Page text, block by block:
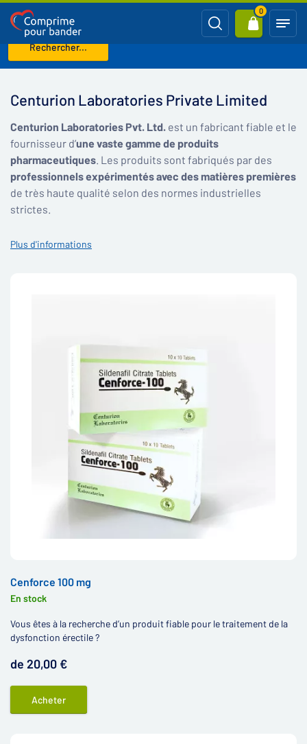
Rechercher...
0
Page d'accueil Centurion Laboratories Private Limited
Centurion Laboratories Private Limited
Centurion Laboratories Pvt. Ltd. est un fabricant fiable et le
fournisseur d’une vaste gamme de produits
pharmaceutiques. Les produits sont fabriqués par des
professionnels expérimentés avec des matières premières
de très haute qualité selon des normes industrielles
strictes.
Plus d'informations
Cenforce 100 mg
En stock
Vous êtes à la recherche d’un produit fiable pour le traitement de la
dysfonction érectile ?
de 20,00 €
Acheter